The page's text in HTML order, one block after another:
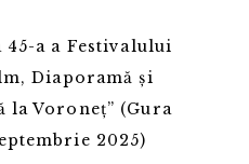
a a Festivalului
Diaporamă și
la Voroneț” (Gura
2025)